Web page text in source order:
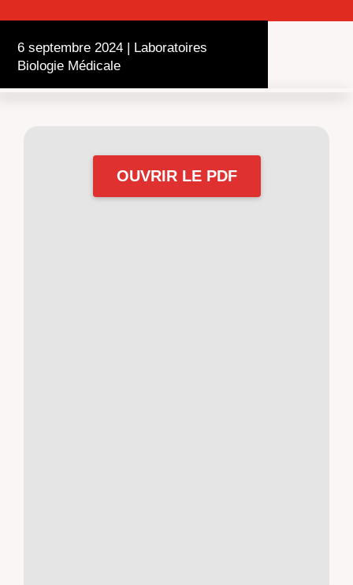
6 septembre 2024 | Laboratoires
Biologie Médicale
OUVRIR LE PDF